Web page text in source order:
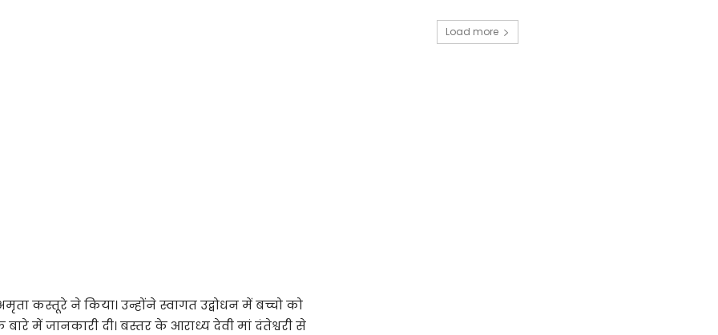
कस्तूरे ने किया। उन्होंने स्वागत उद्बोधन में बच्चो को
में जानकारी दी। बस्तर के आराध्य देवी मां दंतेश्वरी से
Load more